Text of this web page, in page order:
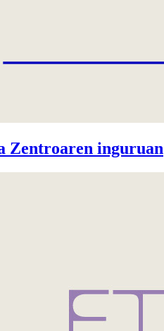
Zentroaren inguruan